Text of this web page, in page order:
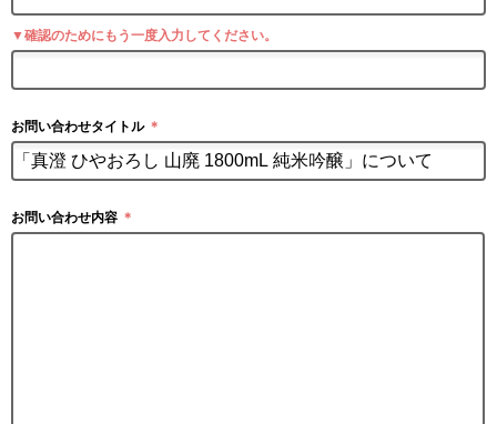
▼確認のためにもう一度入力してください。
お問い合わせタイトル ＊
お問い合わせ内容 ＊